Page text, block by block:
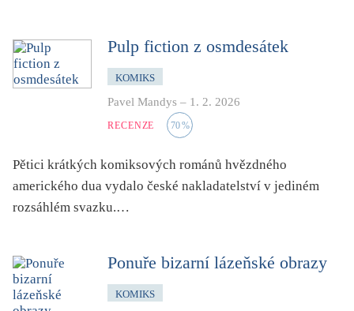
Pulp fiction z osmdesátek
KOMIKS
Pavel Mandys – 1. 2. 2026
RECENZE 70%
Pětici krátkých komiksových románů hvězdného
amerického dua vydalo české nakladatelství v jediném
rozsáhlém svazku.…
Ponuře bizarní lázeňské obrazy
KOMIKS